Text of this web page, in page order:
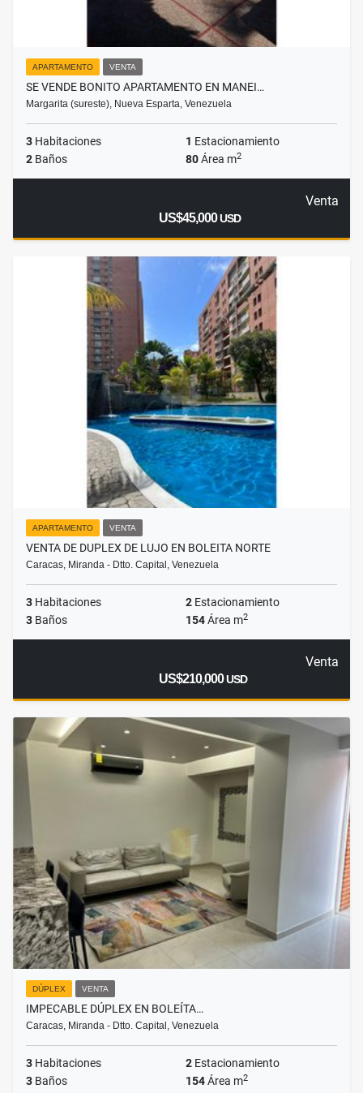
APARTAMENTO VENTA
SE VENDE BONITO APARTAMENTO EN MANEI…
Margarita (sureste), Nueva Esparta, Venezuela
3 Habitaciones 1 Estacionamiento
2 Baños 80Área m2
Venta
US$45,000USD
APARTAMENTO VENTA
VENTA DE DUPLEX DE LUJO EN BOLEITA NORTE
Caracas, Miranda - Dtto. Capital, Venezuela
3 Habitaciones 2 Estacionamiento
3 Baños 154Área m2
Venta
US$210,000USD
DÚPLEX VENTA
IMPECABLE DÚPLEX EN BOLEÍTA…
Caracas, Miranda - Dtto. Capital, Venezuela
3 Habitaciones 2 Estacionamiento
3 Baños 154Área m2